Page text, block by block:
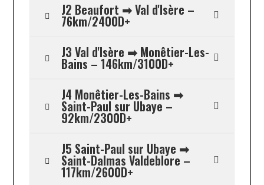
J2 Beaufort ➡ Val d'Isère –
76km/2400D+
J3 Val d'Isère ➡ Monêtier-Les-
Bains – 146km/3100D+
J4 Monêtier-Les-Bains ➡
Saint-Paul sur Ubaye –
92km/2300D+
J5 Saint-Paul sur Ubaye ➡
Saint-Dalmas Valdeblore –
117km/2600D+